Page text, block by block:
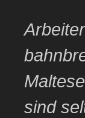
sind